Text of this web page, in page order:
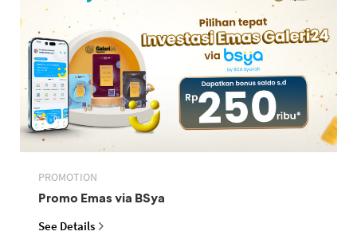
PROMOTION
Promo Emas via BSya
See Details